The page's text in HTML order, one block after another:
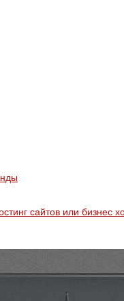
сайтов или бизнес